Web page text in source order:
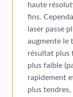
haute
fins.
laser passe
augmente le
résultat plus
plus faible
rapidement
plus